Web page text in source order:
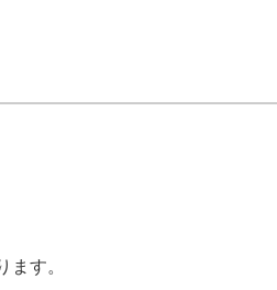
ます。